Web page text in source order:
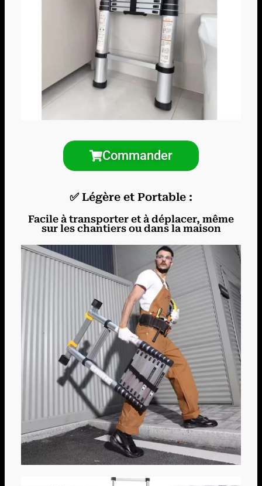
Commander
✅ Légère et Portable :
Facile à transporter et à déplacer, même
sur les chantiers ou dans la maison